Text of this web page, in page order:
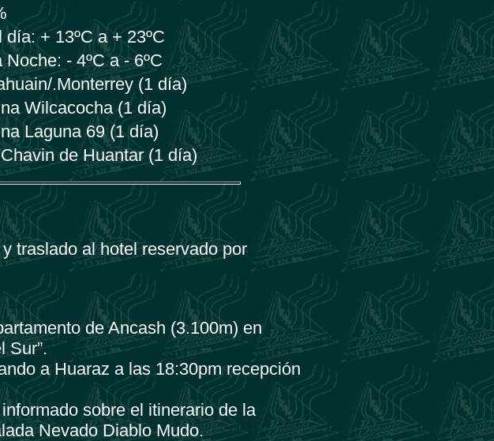
día: + 13ºC a + 23ºC
Noche: - 4ºC a - 6ºC
.Monterrey (1 día)
Wilcacocha (1 día)
Laguna 69 (1 día)
de Huantar (1 día)
traslado al hotel reservado por
de Ancash (3.100m) en
Sur”.
a Huaraz a las 18:30pm recepción
sobre el itinerario de la
Nevado Diablo Mudo.